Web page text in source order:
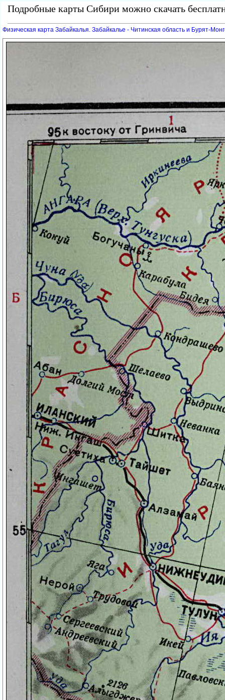
Подробные карты Сибири можно скачать
Физическая карта Забайкалья. Забайкалье - Читинская область и Бурят-